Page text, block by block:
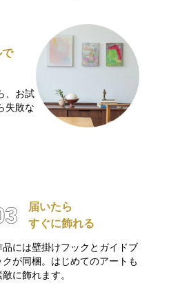
で
、お試
失敗な
届いたら
すぐに飾れる
品には壁掛けフックとガイドブ
クが同梱。はじめてのアートも
敵に飾れます。